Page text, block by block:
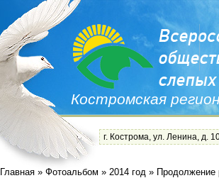
Костромская
г. Кострома, ул. Ленина, д.
Главная » Фотоальбом » 2014 год » Продолжение